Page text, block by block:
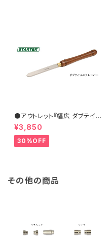
●アウトレット『幅広 ダブテイル
スクレーパー 31×6.5mm』【ST
ARTER】ターニングツール ハイ
ス鋼 旋盤用刃物 ウッドターニン
グ 訳あり
¥3,850
30%OFF
その他の商品